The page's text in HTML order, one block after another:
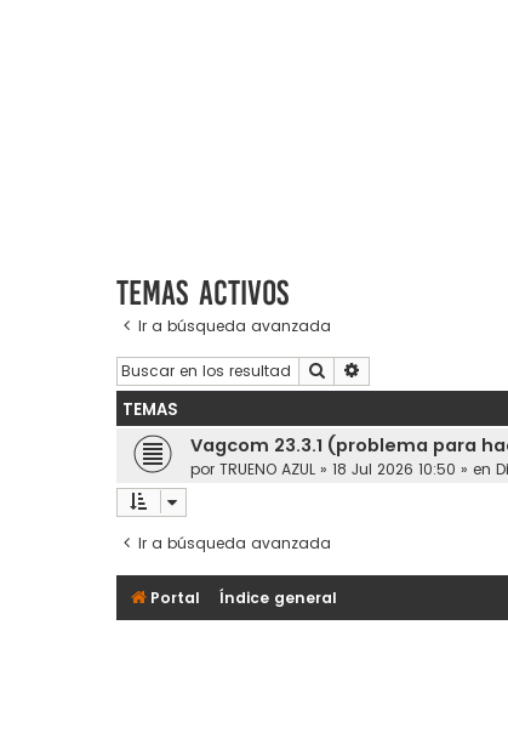
Temas activos
Ir a búsqueda avanzada
Buscar
TEMAS
Vagcom 23.3.1 (problema para
por TRUENO AZUL » 18 Jul 2026 10:50 » en
Ir a búsqueda avanzada
Portal Índice general